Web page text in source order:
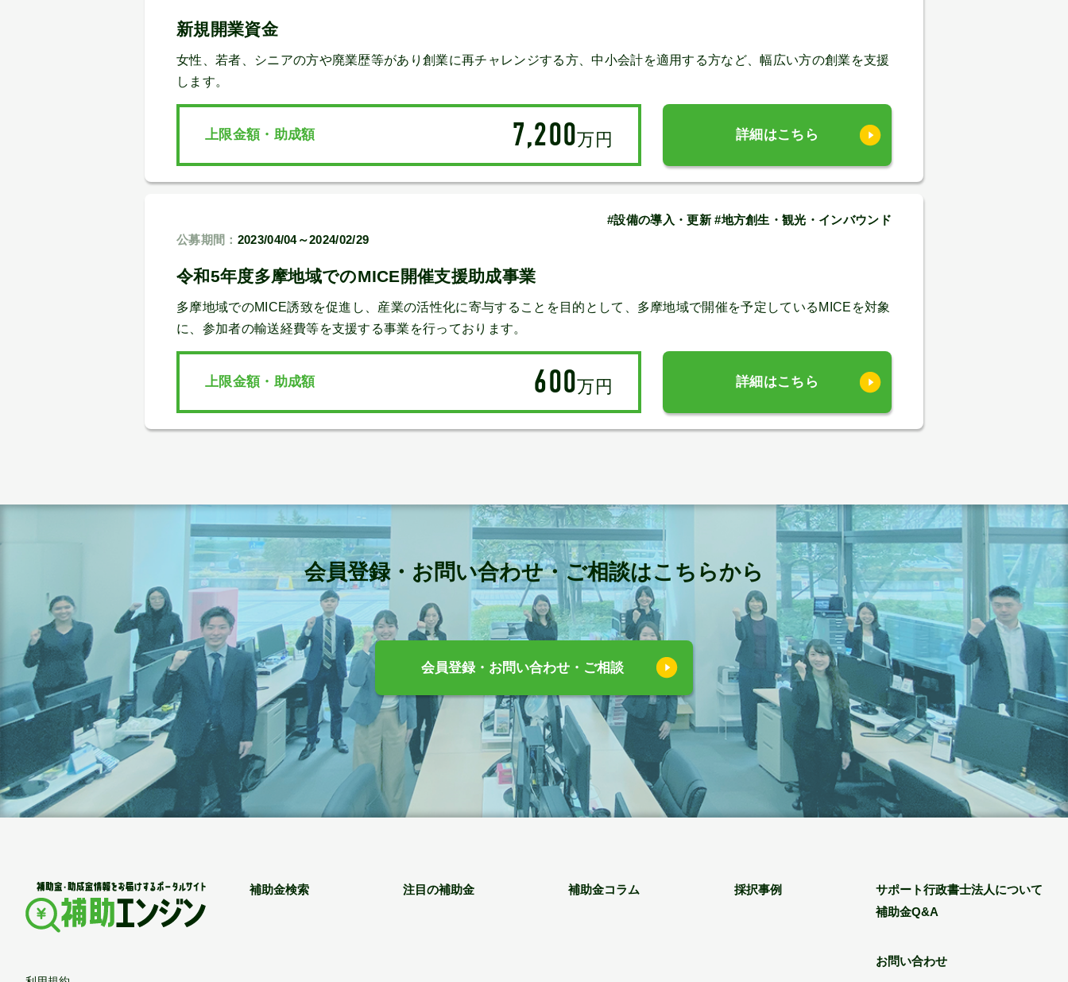
新規開業資金
女性、若者、シニアの方や廃業歴等があり創業に再チャレンジする方、中小会計を適用する方など、幅広い方の創業を支援
します。
上限金額・助成額 7,200万円 詳細はこちら
#設備の導入・更新 #地方創生・観光・インバウンド
公募期間： 2023/04/04～2024/02/29
令和5年度多摩地域でのMICE開催支援助成事業
多摩地域でのMICE誘致を促進し、産業の活性化に寄与することを目的として、多摩地域で開催を予定しているMICEを対象
に、参加者の輸送経費等を支援する事業を行っております。
上限金額・助成額 600万円 詳細はこちら
会員登録・お問い合わせ・ご相談はこちらから
会員登録・お問い合わせ・ご相談
補助金検索 注目の補助金 補助金コラム 採択事例
サポート行政書士法人について
補助金Q&A
お問い合わせ